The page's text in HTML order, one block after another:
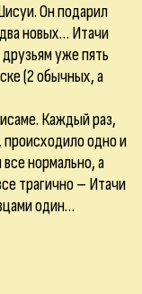
Он подарил
новых… Итачи
уже пять
(2 обычных, а
Каждый раз,
происходило одно и
нормально, а
трагично – Итачи
один…